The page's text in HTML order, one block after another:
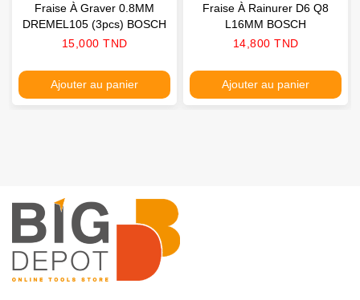
Fraise À Graver 0.8MM
DREMEL105 (3pcs) BOSCH
Prix
15,000 TND
Ajouter au panier
Fraise À Rainurer D6 Q8
L16MM BOSCH
Prix
14,800 TND
Ajouter au panier